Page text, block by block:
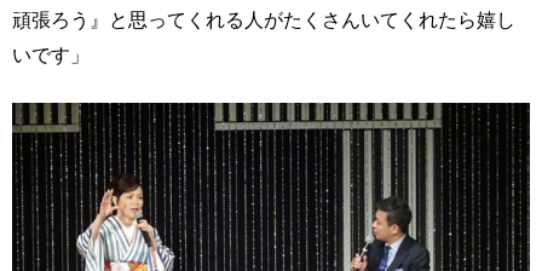
頑張ろう』と思ってくれる人がたくさんいてくれたら嬉し
いです」